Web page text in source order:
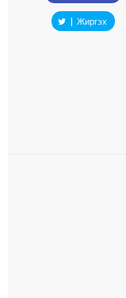
Жиргэх